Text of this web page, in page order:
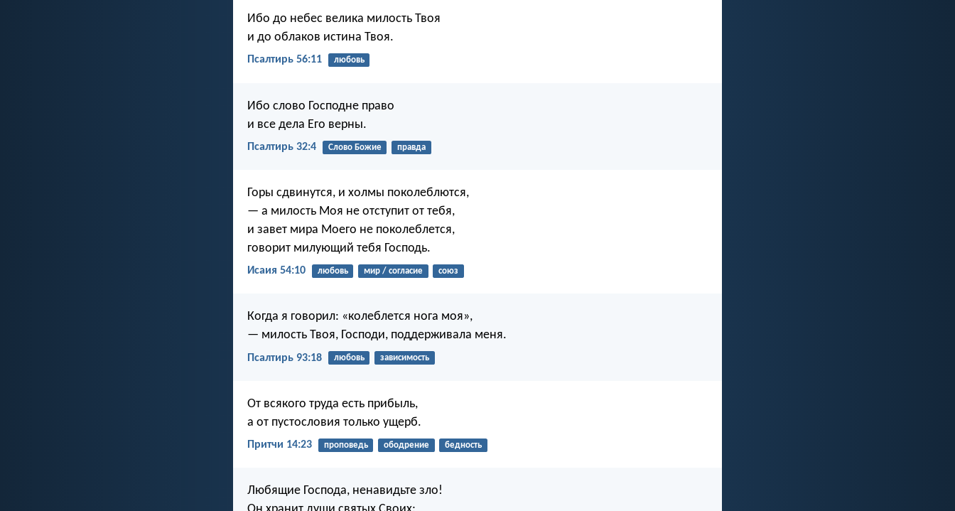
Ибо до небес велика милость Твоя
и до облаков истина Твоя.
Псалтирь 56:11 любовь
Ибо слово Господне право
и все дела Его верны.
Псалтирь 32:4 Слово Божие правда
Горы сдвинутся, и холмы поколеблются,
— а милость Моя не отступит от тебя,
и завет мира Моего не поколеблется,
говорит милующий тебя Господь.
Исаия 54:10 любовь мир / согласие союз
Когда я говорил: «колеблется нога моя»,
— милость Твоя, Господи, поддерживала меня.
Псалтирь 93:18 любовь зависимость
От всякого труда есть прибыль,
а от пустословия только ущерб.
Притчи 14:23 проповедь ободрение бедность
Любящие Господа, ненавидьте зло!